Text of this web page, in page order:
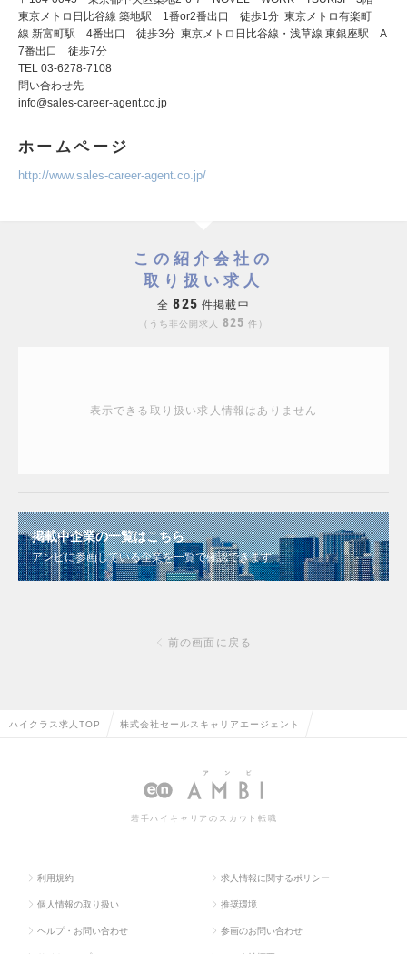
東京メトロ日比谷線 築地駅 1番or2番出口 徒歩1分 東京メトロ有楽町
線 新富町駅 4番出口 徒歩3分 東京メトロ日比谷線・浅草線 東銀座駅 A
7番出口 徒歩7分
TEL 03-6278-7108
問い合わせ先
info@sales-career-agent.co.jp
ホームページ
http://www.sales-career-agent.co.jp/
この紹介会社の
取り扱い求人
全 825 件掲載中
うち非公開求人 825 件
表示できる取り扱い求人情報はありません
掲載中企業の一覧はこちら
アンビに参画している企業を一覧で確認できます
前の画面に戻る
ハイクラス求人TOP 株式会社セールスキャリアエージェント
若手ハイキャリアのスカウト転職
利用規約 求人情報に関するポリシー
個人情報の取り扱い 推奨環境
ヘルプ・お問い合わせ 参画のお問い合わせ